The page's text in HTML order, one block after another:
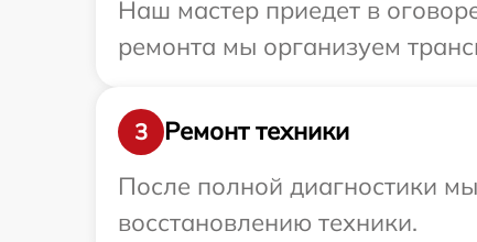
Наш мастер приедет в
ремонта мы организуем
3
Ремонт техники
После полной диагностики
восстановлению техники.